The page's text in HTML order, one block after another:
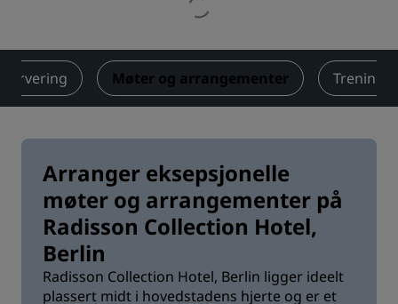
Møter og arrangementer Trening
Arranger eksepsjonelle
møter og arrangementer på
Radisson Collection Hotel,
Berlin
Radisson Collection Hotel, Berlin ligger ideelt
plassert midt i hovedstadens hjerte og er et